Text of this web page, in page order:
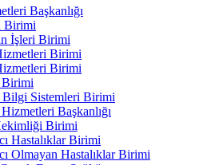
Başkanlığı
Birimi
İşleri Birimi
Birimi
Birimi
Bilgi Sistemleri Birimi
Başkanlığı
Birimi
Hastalıklar Birimi
Olmayan Hastalıklar Birimi